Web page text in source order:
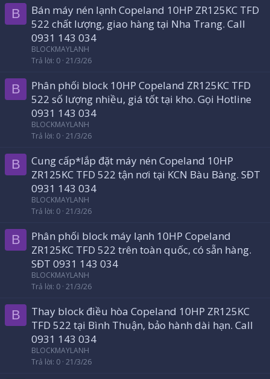
B
Bán máy nén lạnh Copeland 10HP ZR125KC TFD
522 chất lượng, giao hàng tại Nha Trang. Call
0931 143 034
BLOCKMAYLANH
Trả lời 0 21/3/26
B
Phân phối block 10HP Copeland ZR125KC TFD
522 số lượng nhiều, giá tốt tại kho. Gọi Hotline
0931 143 034
BLOCKMAYLANH
Trả lời 0 21/3/26
B
Cung cấp*lắp đặt máy nén Copeland 10HP
ZR125KC TFD 522 tận nơi tại KCN Bàu Bàng. SĐT
0931 143 034
BLOCKMAYLANH
Trả lời 0 21/3/26
B
Phân phối block máy lạnh 10HP Copeland
ZR125KC TFD 522 trên toàn quốc, có sẵn hàng.
SĐT 0931 143 034
BLOCKMAYLANH
Trả lời 0 21/3/26
B
Thay block điều hòa Copeland 10HP ZR125KC
TFD 522 tại Bình Thuận, bảo hành dài hạn. Call
0931 143 034
BLOCKMAYLANH
Trả lời 0 21/3/26